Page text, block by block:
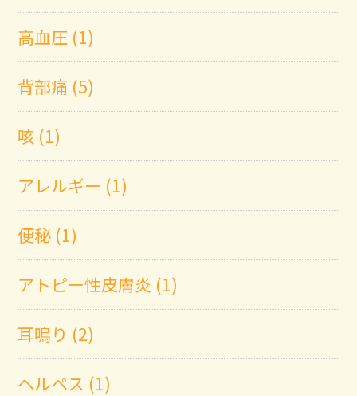
高血圧 (1)
背部痛 (5)
咳 (1)
アレルギー (1)
便秘 (1)
アトピー性皮膚炎 (1)
耳鳴り (2)
ヘルペス (1)